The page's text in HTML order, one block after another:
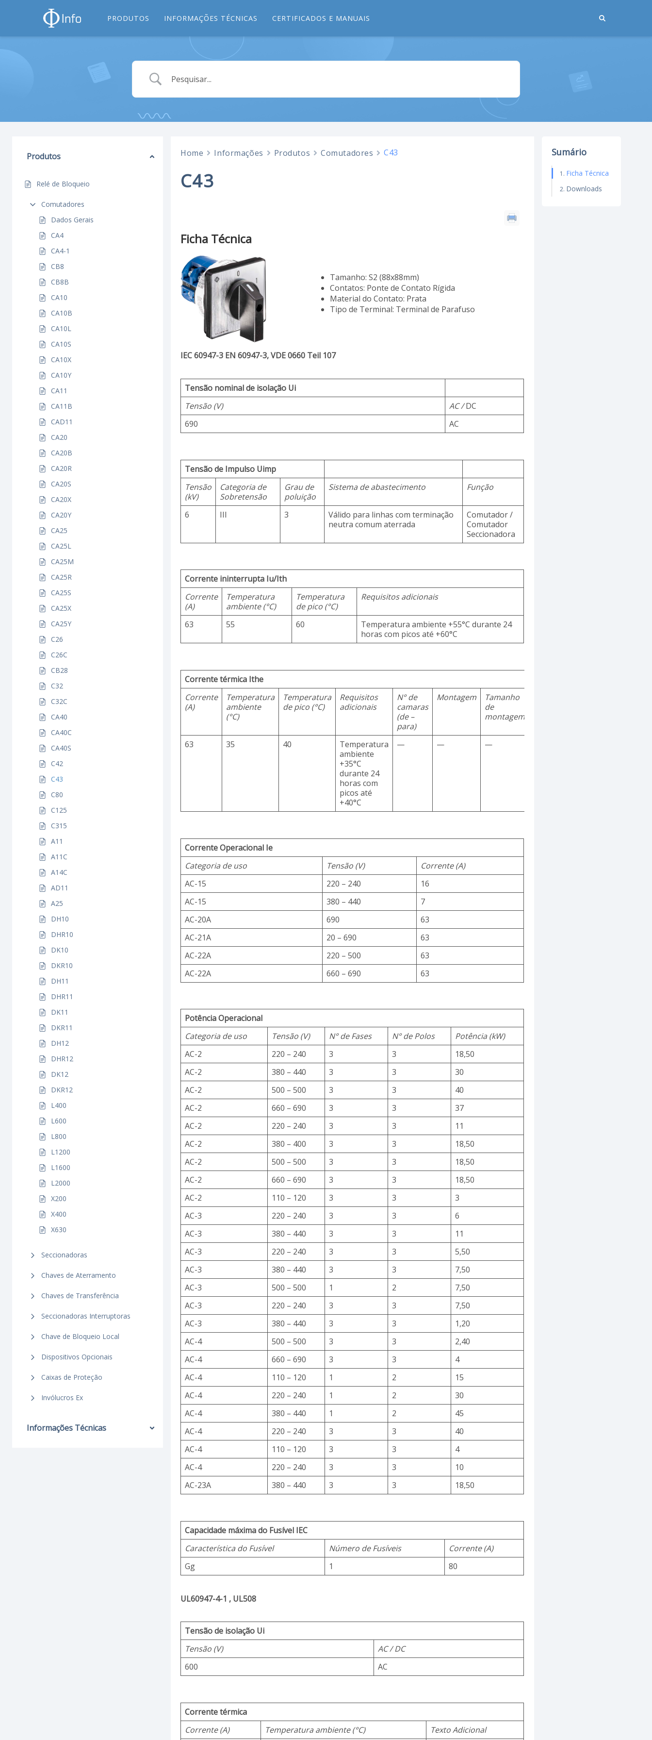
PRODUTOS INFORMAÇÕES TÉCNICAS CERTIFICADOS E MANUAIS
Produtos
Relé de Bloqueio
Comutadores
Dados Gerais
CA4
CA4-1
CB8
CB8B
CA10
CA10B
CA10L
CA10S
CA10X
CA10Y
CA11
CA11B
CAD11
CA20
CA20B
CA20R
CA20S
CA20X
CA20Y
CA25
CA25L
CA25M
CA25R
CA25S
CA25X
CA25Y
C26
C26C
CB28
C32
C32C
CA40
CA40C
CA40S
C42
C43
C80
C125
C315
A11
A11C
A14C
AD11
A25
DH10
DHR10
DK10
DKR10
DH11
DHR11
DK11
DKR11
DH12
DHR12
DK12
DKR12
L400
L600
L800
L1200
L1600
L2000
X200
X400
X630
Seccionadoras
Chaves de Aterramento
Chaves de Transferência
Seccionadoras Interruptoras
Chave de Bloqueio Local
Dispositivos Opcionais
Caixas de Proteção
Invólucros Ex
Informações Técnicas
Home Informações Produtos Comutadores C43
C43
Ficha Técnica
Tamanho: S2 (88x88mm)
Contatos: Ponte de Contato Rígida
Material do Contato: Prata
Tipo de Terminal: Terminal de Parafuso
IEC 60947-3 EN 60947-3, VDE 0660 Teil 107
Tensão nominal de isolação Ui
Tensão (V)
AC /DC
690
AC
Tensão de Impulso Uimp
Tensão
(kV)
Categoria de
Sobretensão
Grau de
poluição
Sistema de abastecimento Função
6 III 3
Válido para linhas com terminação
neutra comum aterrada
Comutador /
Comutador
Seccionadora
Corrente ininterrupta Iu/Ith
Corrente
(A)
Temperatura
ambiente (°C)
Temperatura
de pico (°C)
Requisitos adicionais
63 55 60
Temperatura ambiente +55°C durante 24
horas com picos até +60°C
Corrente térmica Ithe
Corrente
(A)
Temperatura
ambiente
(°C)
Temperatura
de pico (°C)
Requisitos
adicionais
N° de
camaras
(de –
para)
Montagem
Tamanho
de
montagem
63 35 40
Temperatura
ambiente
+35°C
durante 24
horas com
picos até
+40°C
— — —
Corrente Operacional Ie
Categoria de uso
Tensão (V)
Corrente (A)
AC-15
220 – 240
16
AC-15
380 – 440
7
AC-20A
690
63
AC-21A
20 – 690
63
AC-22A
220 – 500
63
AC-22A
660 – 690 63
Potência Operacional
Categoria de uso
Tensão (V) N° de Fases N° de Polos
Potência (kW)
AC-2
220 – 240 3 3
18,50
AC-2
380 – 440 3 3
30
AC-2
500 – 500 3 3
40
AC-2
660 – 690 3 3
37
AC-2
220 – 240 3 3
11
AC-2
380 – 400 3 3
18,50
AC-2
500 – 500 3 3
18,50
AC-2
660 – 690 3 3
18,50
AC-2
110 – 120 3 3
3
AC-3
220 – 240 3 3
6
AC-3
380 – 440 3 3
11
AC-3
220 – 240 3 3
5,50
AC-3
380 – 440 3 3
7,50
AC-3
500 – 500 1 2
7,50
AC-3
220 – 240 3 3
7,50
AC-3
380 – 440 3 3
1,20
AC-4
500 – 500 3 3
2,40
AC-4
660 – 690 3 3
4
AC-4
110 – 120 1 2
15
AC-4
220 – 240 1 2
30
AC-4
380 – 440 1 2
45
AC-4
220 – 240 3 3
40
AC-4
110 – 120 3 3
4
AC-4
220 – 240 3 3
10
AC-23A
380 – 440 3 3 18,50
Capacidade máxima do Fusível IEC
Característica do Fusível
Número de Fusíveis
Corrente (A)
Gg
1 80
UL60947-4-1 , UL508
Tensão de isolação Ui
Tensão (V)
AC / DC
600
AC
Corrente térmica
Corrente (A)
Temperatura ambiente (°C) Texto Adicional
Sumário
Ficha Técnica
Downloads